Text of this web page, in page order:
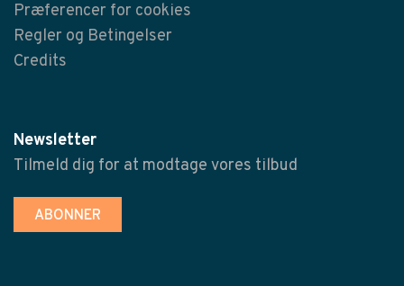
Præferencer for cookies
Regler og Betingelser
Credits
Newsletter
Tilmeld dig for at modtage vores tilbud
ABONNER